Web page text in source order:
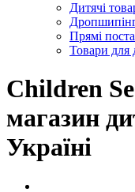
Дитячі
Прямі
Товари для
Children
магазин
Україні